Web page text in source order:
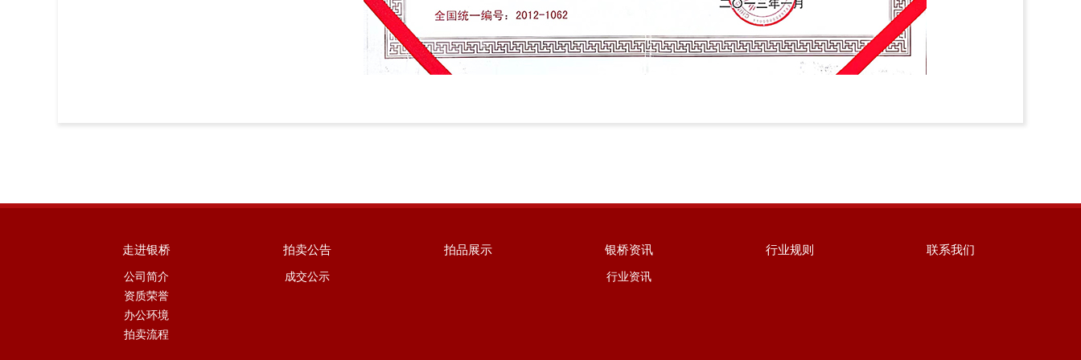
走进银桥
公司简介
资质荣誉
办公环境
拍卖流程
拍卖公告
成交公示
拍品展示 银桥资讯
行业资讯
行业规则 联系我们